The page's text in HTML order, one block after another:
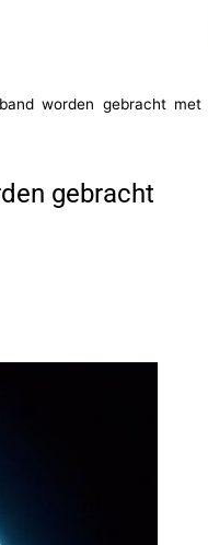
worden gebracht met
gebracht